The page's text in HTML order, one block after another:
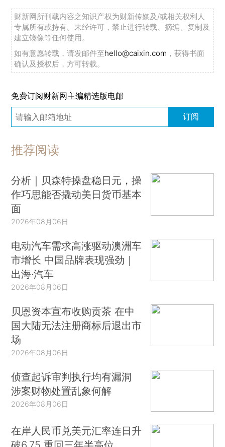
财新网所刊载内容之知识产权为财新传媒及/或相关权利人
专属所有或持有。未经许可，禁止进行转载、摘编、复制及
建立镜像等任何使用。
如有意愿转载，请发邮件至hello@caixin.com ，获得书面
确认及授权后，方可转载。
免费订阅财新网主编精选版电邮
订阅
推荐阅读
分析｜贝森特操盘稳日元，操
作巧思能否撬动美日货币基本
面
2026年08月06日
电动汽车需求高涨驱动澳洲车
市增长 中国品牌表现强劲｜
出海·汽车
2026年08月06日
贝恩资本宣布收购贡茶 在中
国大陆无法注册商标后退出市
场
2026年08月06日
侦查起诉审判执行均有漏洞
涉案财物处置乱象何解
2026年08月06日
在岸人民币兑美元汇率连日升